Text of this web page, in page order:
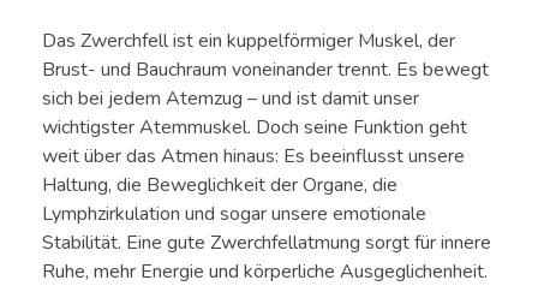
Das Zwerchfell ist ein kuppelförmiger Muskel, der
Brust- und Bauchraum voneinander trennt. Es bewegt
sich bei jedem Atemzug – und ist damit unser
wichtigster Atemmuskel. Doch seine Funktion geht
weit über das Atmen hinaus: Es beeinflusst unsere
Haltung, die Beweglichkeit der Organe, die
Lymphzirkulation und sogar unsere emotionale
Stabilität. Eine gute Zwerchfellatmung sorgt für innere
Ruhe, mehr Energie und körperliche Ausgeglichenheit.